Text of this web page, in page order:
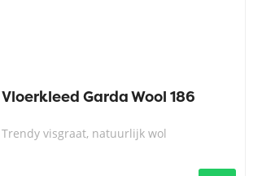
Vloerkleed Garda Wool 186
Trendy visgraat, natuurlijk wol